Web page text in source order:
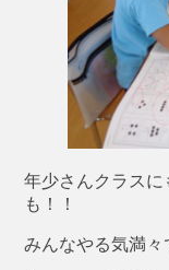
年少さんクラス
も！！
みんなやる気満